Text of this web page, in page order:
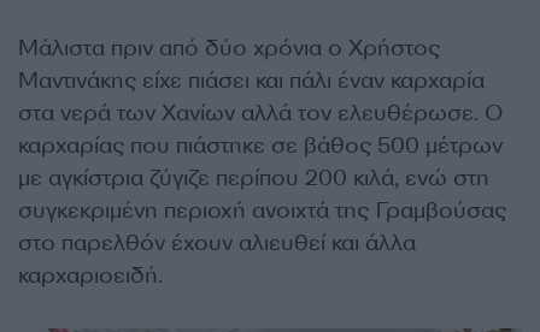
Μάλιστα πριν από δύο χρόνια ο Χρήστος
Μαντινάκης είχε πιάσει και πάλι έναν καρχαρία
στα νερά των Χανίων αλλά τον ελευθέρωσε. Ο
καρχαρίας που πιάστηκε σε βάθος 500 μέτρων
με αγκίστρια ζύγιζε περίπου 200 κιλά, ενώ στη
συγκεκριμένη περιοχή ανοιχτά της Γραμβούσας
στο παρελθόν έχουν αλιευθεί και άλλα
καρχαριοειδή.